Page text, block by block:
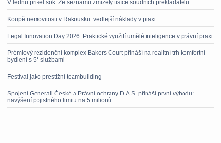
V lednu přišel šok. Ze seznamu zmizely tisíce soudních překladatelů
Koupě nemovitosti v Rakousku: vedlejší náklady v praxi
Legal Innovation Day 2026: Praktické využití umělé inteligence v právní praxi
Prémiový rezidenční komplex Bakers Court přináší na realitní trh komfortní
bydlení s 5* službami
Festival jako prestižní teambuilding
Spojení Generali České a Právní ochrany D.A.S. přináší první výhodu:
navýšení pojistného limitu na 5 milionů